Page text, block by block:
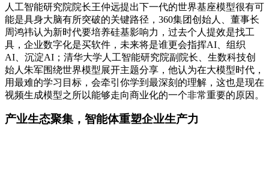
人工智能研究院院长王仲远提出下一代的世界基座模型很有可
能是具身大脑有所突破的关键路径，360集团创始人、董事长
周鸿祎认为新时代要培养硅基影响力，过去个人提效是找工
具，企业数字化是买软件，未来将是谁更会指挥AI、组织
AI、沉淀AI；清华大学人工智能研究院副院长、生数科技创
始人朱军围绕世界模型展开主题分享，他认为在大模型时代，
用最难的学习目标，会牵引你学到最深刻的理解，这也是现在
视频生成模型之所以能够走向商业化的一个非常重要的原因。
产业生态聚集，智能体重塑企业生产力